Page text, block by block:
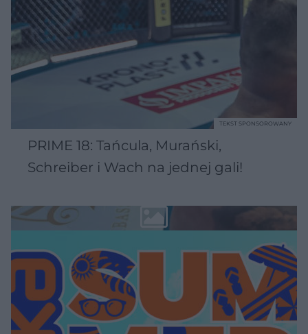
PRIME 18: Tańcula, Murański,
Schreiber i Wach na jednej gali!
TEKST SPONSOROWANY